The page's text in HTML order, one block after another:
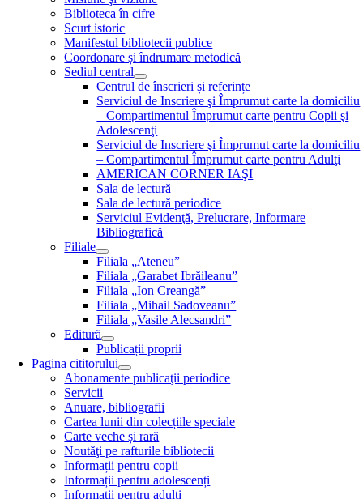
Biblioteca în cifre
Scurt istoric
Manifestul bibliotecii publice
Coordonare și îndrumare metodică
Sediul central
Centrul de înscrieri și referințe
Serviciul de Inscriere şi Împrumut carte la domiciliu
– Compartimentul Împrumut carte pentru Copii şi
Adolescenţi
Serviciul de Inscriere şi Împrumut carte la domiciliu
– Compartimentul Împrumut carte pentru Adulţi
AMERICAN CORNER IAŞI
Sala de lectură
Sala de lectură periodice
Serviciul Evidenţă, Prelucrare, Informare
Bibliografică
Filiale
Filiala „Ateneu”
Filiala „Garabet Ibrăileanu”
Filiala „Ion Creangă”
Filiala „Mihail Sadoveanu”
Filiala „Vasile Alecsandri”
Editură
Publicații proprii
Pagina cititorului
Abonamente publicaţii periodice
Servicii
Anuare, bibliografii
Cartea lunii din colecțiile speciale
Carte veche și rară
Noutăţi pe rafturile bibliotecii
Informații pentru copii
Informații pentru adolescenți
Informații pentru adulți